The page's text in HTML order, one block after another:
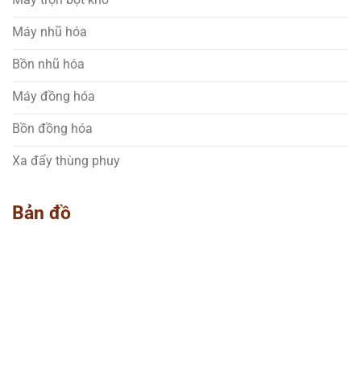
Máy nhũ hóa
Bồn nhũ hóa
Máy đồng hóa
Bồn đồng hóa
Xa đẩy thùng phuy
Bản đồ